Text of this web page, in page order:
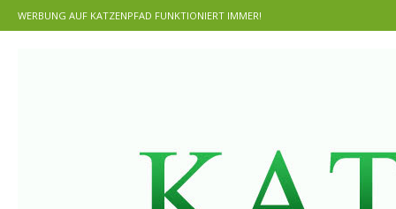
WERBUNG AUF KATZENPFAD FUNKTIONIERT IMMER!